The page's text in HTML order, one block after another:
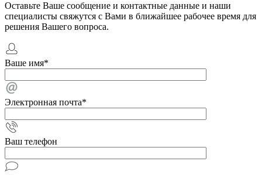
Оставьте Ваше сообщение и контактные данные и наши
специалисты свяжутся с Вами в ближайшее рабочее время для
решения Вашего вопроса.
Ваше имя*
Электронная почта*
Ваш телефон